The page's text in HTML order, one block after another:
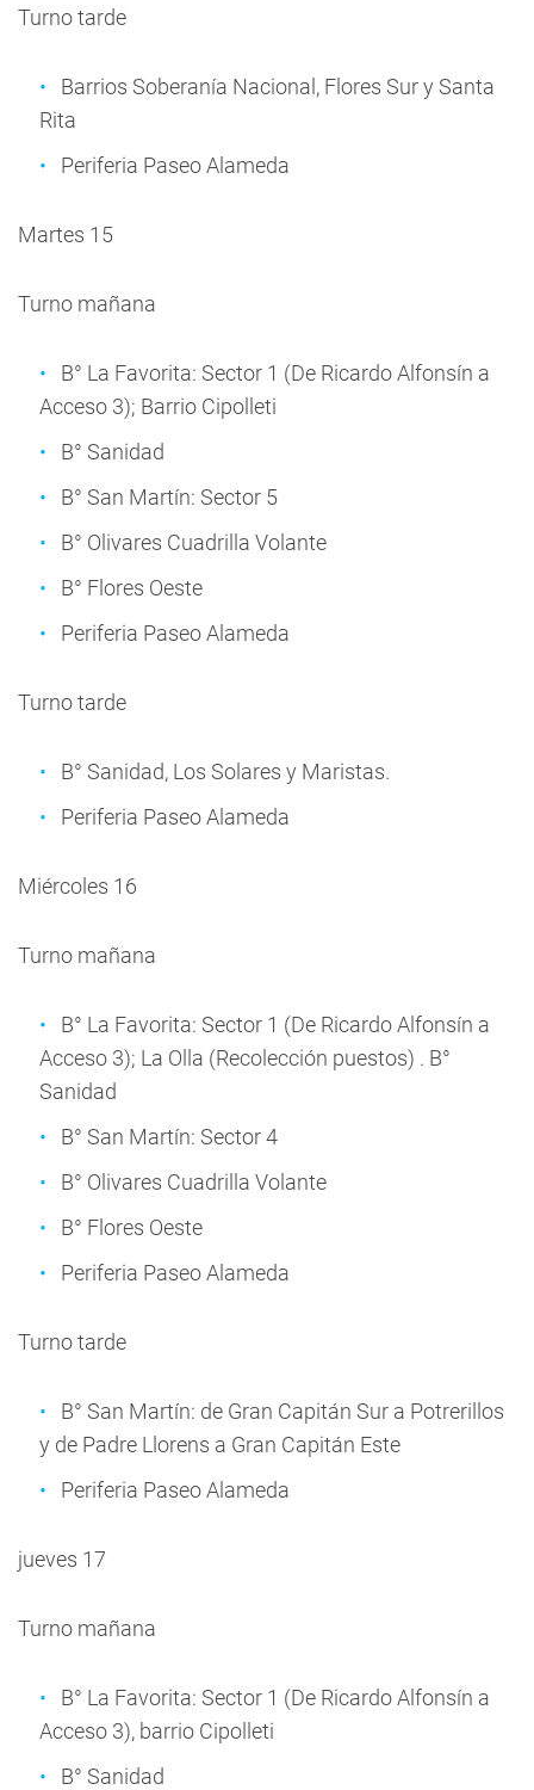
Turno tarde
Barrios Soberanía Nacional, Flores Sur y Santa
Rita
Periferia Paseo Alameda
Martes 15
Turno mañana
B° La Favorita: Sector 1 (De Ricardo Alfonsín a
Acceso 3); Barrio Cipolleti
B° Sanidad
B° San Martín: Sector 5
B° Olivares Cuadrilla Volante
B° Flores Oeste
Periferia Paseo Alameda
Turno tarde
B° Sanidad, Los Solares y Maristas.
Periferia Paseo Alameda
Miércoles 16
Turno mañana
B° La Favorita: Sector 1 (De Ricardo Alfonsín a
Acceso 3); La Olla (Recolección puestos) . B°
Sanidad
B° San Martín: Sector 4
B° Olivares Cuadrilla Volante
B° Flores Oeste
Periferia Paseo Alameda
Turno tarde
B° San Martín: de Gran Capitán Sur a Potrerillos
y de Padre Llorens a Gran Capitán Este
Periferia Paseo Alameda
jueves 17
Turno mañana
B° La Favorita: Sector 1 (De Ricardo Alfonsín a
Acceso 3), barrio Cipolleti
B° Sanidad